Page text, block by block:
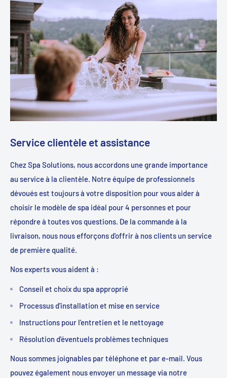
Service clientèle et assistance
Chez Spa Solutions, nous accordons une grande importance
au service à la clientèle. Notre équipe de professionnels
dévoués est toujours à votre disposition pour vous aider à
choisir le modèle de spa idéal pour 4 personnes et pour
répondre à toutes vos questions. De la commande à la
livraison, nous nous efforçons d'offrir à nos clients un service
de première qualité.
Nos experts vous aident à :
Conseil et choix du spa approprié
Processus d'installation et mise en service
Instructions pour l'entretien et le nettoyage
Résolution d'éventuels problèmes techniques
Nous sommes joignables par téléphone et par e-mail. Vous
pouvez également nous envoyer un message via notre